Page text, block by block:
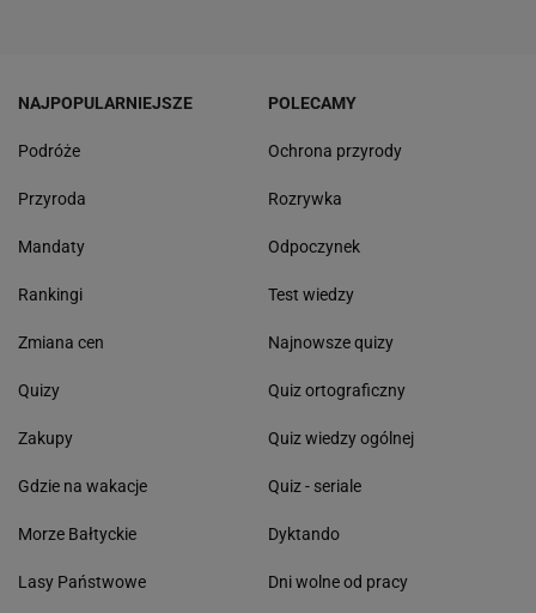
NAJPOPULARNIEJSZE
Podróże
Przyroda
Mandaty
Rankingi
Zmiana cen
Quizy
Zakupy
Gdzie na wakacje
Morze Bałtyckie
Lasy Państwowe
POLECAMY
Ochrona przyrody
Rozrywka
Odpoczynek
Test wiedzy
Najnowsze quizy
Quiz ortograficzny
Quiz wiedzy ogólnej
Quiz - seriale
Dyktando
Dni wolne od pracy